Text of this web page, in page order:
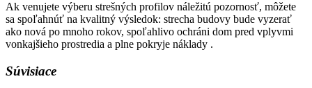
Ak venujete výberu strešných profilov náležitú pozornosť, môžete
sa spoľahnúť na kvalitný výsledok: strecha budovy bude vyzerať
ako nová po mnoho rokov, spoľahlivo ochráni dom pred vplyvmi
vonkajšieho prostredia a plne pokryje náklady .
Súvisiace